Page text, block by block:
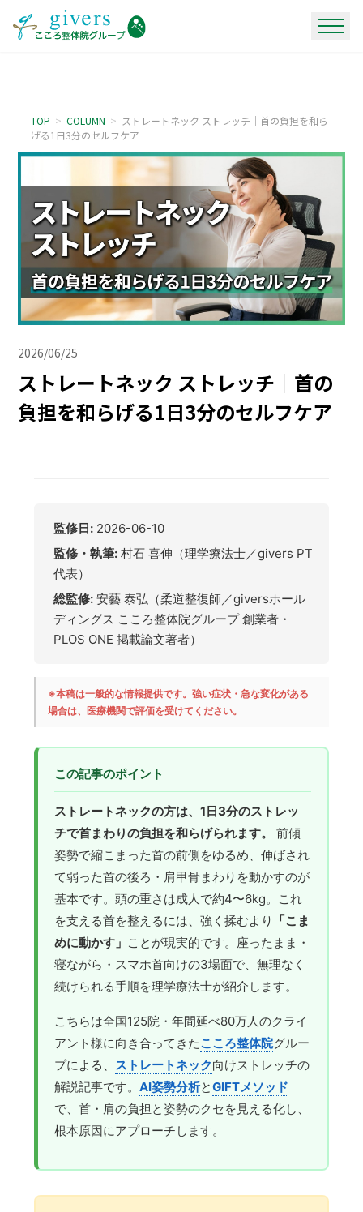
TOP > COLUMN > ストレートネック ストレッチ｜首の負担を和ら
げる1日3分のセルフケア
2026/06/25
ストレートネック ストレッチ｜首の
負担を和らげる1日3分のセルフケア
監修日: 2026-06-10
監修・執筆: 村石 喜伸（理学療法士／givers PT
代表）
総監修: 安藝 泰弘（柔道整復師／giversホール
ディングス こころ整体院グループ 創業者・
PLOS ONE 掲載論文著者）
※本稿は一般的な情報提供です。強い症状・急な変化がある
場合は、医療機関で評価を受けてください。
この記事のポイント
ストレートネックの方は、1日3分のストレッ
チで首まわりの負担を和らげられます。
前傾
姿勢で縮こまった首の前側をゆるめ、伸ばされ
て弱った首の後ろ・肩甲骨まわりを動かすのが
基本です。頭の重さは成人で約4〜6kg。これ
を支える首を整えるには、強く揉むより
「こま
めに動かす」 ことが現実的です。座ったまま・
寝ながら・スマホ首向けの3場面で、無理なく
続けられる手順を理学療法士が紹介します。
こちらは全国125院・年間延べ80万人のクライ
アント様に向き合ってきたこころ整体院グルー
プによる、 ストレートネック向けストレッチの
解説記事です。AI姿勢分析とGIFTメソッド
で、首・肩の負担と姿勢のクセを見える化し、
根本原因にアプローチします。